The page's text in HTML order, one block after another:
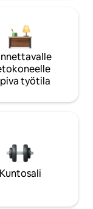
työtila
Kuntosali